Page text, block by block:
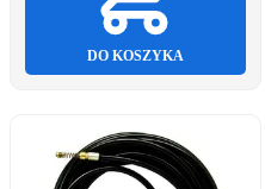
DO KOSZYKA